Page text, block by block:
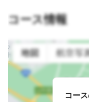
コース情報
コー